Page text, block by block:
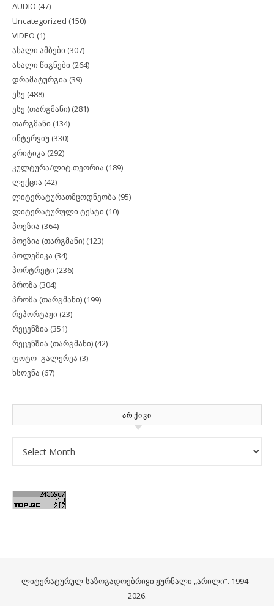
AUDIO (47)
Uncategorized (150)
VIDEO (1)
ახალი ამბები (307)
ახალი წიგნები (264)
დრამატურგია (39)
ესე (488)
ესე (თარგმანი) (281)
თარგმანი (134)
ინტერვიუ (330)
კრიტიკა (292)
კულტურა/ლიტ.თეორია (189)
ლექცია (42)
ლიტერატურათმცოდნეობა (95)
ლიტერატურული ტესტი (10)
პოეზია (364)
პოეზია (თარგმანი) (123)
პოლემიკა (34)
პორტრეტი (236)
პროზა (304)
პროზა (თარგმანი) (199)
რეპორტაჟი (23)
რეცენზია (351)
რეცენზია (თარგმანი) (42)
ფოტო–გალერეა (3)
ხსოვნა (67)
ᲐᲠᲥᲘᲕᲘ
ლიტერატურულ-საზოგადოებრივი ჟურნალი „არილი”. 1994 -
2026.